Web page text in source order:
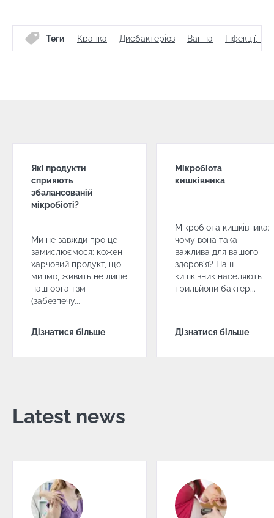
Теги Крапка Дисбактеріоз Вагіна Інфекції,
Які продукти
сприяють
збалансованій
мікробіоті?
Ми не завжди про це
замислюємося: кожен
харчовий продукт, що
ми їмо, живить не лише
наш організм
(забезпечу...
Дізнатися більше
Мікробіота
кишківника
Мікробіота кишківника:
чому вона така
важлива для вашого
здоров’я? Наш
кишківник населяють
трильйони бактер...
Дізнатися більше
Latest news